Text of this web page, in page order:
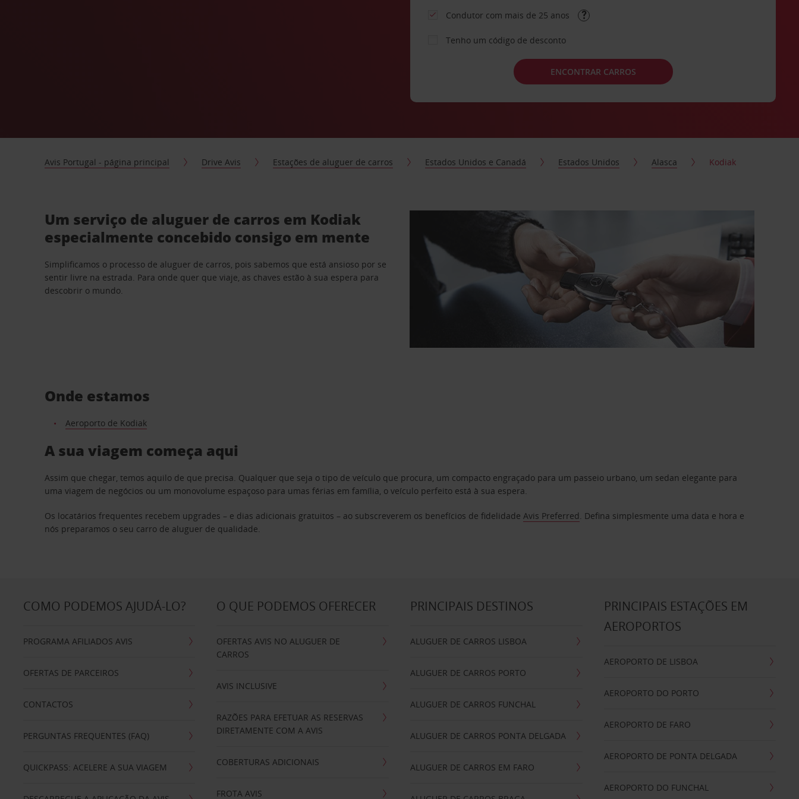
Condutor com mais de 25 anos
Tenho um código de desconto
ENCONTRAR CARROS
Avis Portugal - página principal Drive Avis Estações de aluguer de carros Estados Unidos e Canadá Estados Unidos Alasca Kodiak
Um serviço de aluguer de carros em Kodiak
especialmente concebido consigo em mente
Simplificamos o processo de aluguer de carros, pois sabemos que está ansioso por se
sentir livre na estrada. Para onde quer que viaje, as chaves estão à sua espera para
descobrir o mundo.
Onde estamos
Aeroporto de Kodiak
A sua viagem começa aqui
Assim que chegar, temos aquilo de que precisa. Qualquer que seja o tipo de veículo que procura, um compacto engraçado para um passeio urbano, um sedan elegante para
uma viagem de negócios ou um monovolume espaçoso para umas férias em família, o veículo perfeito está à sua espera.
Os locatários frequentes recebem upgrades – e dias adicionais gratuitos – ao subscreverem os benefícios de fidelidadeAvis Preferred. Defina simplesmente uma data e hora e
nós preparamos o seu carro de aluguer de qualidade.
COMO PODEMOS AJUDÁ-LO?
PROGRAMA AFILIADOS AVIS
OFERTAS DE PARCEIROS
CONTACTOS
PERGUNTAS FREQUENTES (FAQ)
QUICKPASS: ACELERE A SUA VIAGEM
O QUE PODEMOS OFERECER
OFERTAS AVIS NO ALUGUER DE
CARROS
AVIS INCLUSIVE
RAZÕES PARA EFETUAR AS RESERVAS
DIRETAMENTE COM A AVIS
COBERTURAS ADICIONAIS
FROTA AVIS
PRINCIPAIS DESTINOS
ALUGUER DE CARROS LISBOA
ALUGUER DE CARROS PORTO
ALUGUER DE CARROS FUNCHAL
ALUGUER DE CARROS PONTA DELGADA
ALUGUER DE CARROS EM FARO
PRINCIPAIS ESTAÇÕES EM
AEROPORTOS
AEROPORTO DE LISBOA
AEROPORTO DO PORTO
AEROPORTO DE FARO
AEROPORTO DE PONTA DELGADA
AEROPORTO DO FUNCHAL